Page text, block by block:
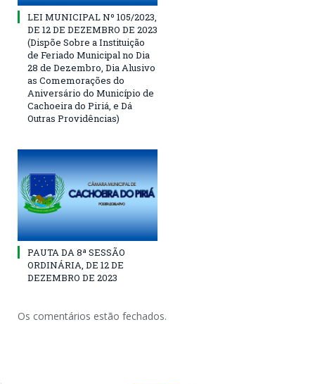
LEI MUNICIPAL Nº 105/2023,
DE 12 DE DEZEMBRO DE 2023
(Dispõe Sobre a Instituição
de Feriado Municipal no Dia
28 de Dezembro, Dia Alusivo
as Comemorações do
Aniversário do Município de
Cachoeira do Piriá, e Dá
Outras Providências)
PAUTA DA 8ª SESSÃO
ORDINÁRIA, DE 12 DE
DEZEMBRO DE 2023
Os comentários estão fechados.